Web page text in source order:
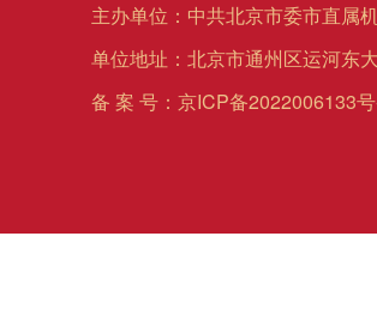
主办单位：中共北京市委市直属
单位地址：北京市通州区运河东
备 案 号： 京ICP备2022006133